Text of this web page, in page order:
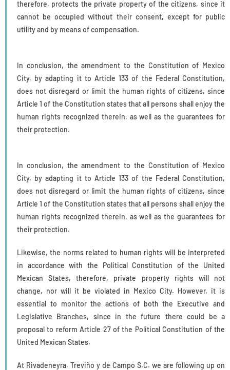
therefore, protects the private property of the citizens, since it
cannot be occupied without their consent, except for public
utility and by means of compensation.
In conclusion, the amendment to the Constitution of Mexico
City, by adapting it to Article 133 of the Federal Constitution,
does not disregard or limit the human rights of citizens, since
Article 1 of the Constitution states that all persons shall enjoy the
human rights recognized therein, as well as the guarantees for
their protection.
In conclusion, the amendment to the Constitution of Mexico
City, by adapting it to Article 133 of the Federal Constitution,
does not disregard or limit the human rights of citizens, since
Article 1 of the Constitution states that all persons shall enjoy the
human rights recognized therein, as well as the guarantees for
their protection.
Likewise, the norms related to human rights will be interpreted
in accordance with the Political Constitution of the United
Mexican States, therefore, private property rights will not
change, nor will it be violated in Mexico City. However, it is
essential to monitor the actions of both the Executive and
Legislative Branches, since in the future there could be a
proposal to reform Article 27 of the Political Constitution of the
United Mexican States.
At Rivadeneyra, Treviño y de Campo S.C. we are following up on